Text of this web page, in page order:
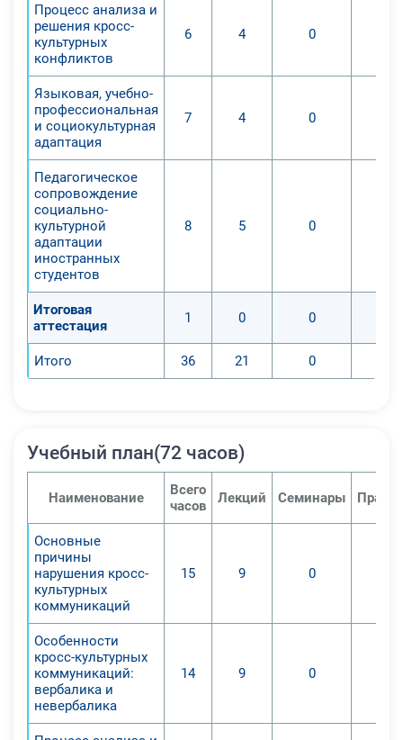
Процесс анализа и
решения кросс-
культурных
конфликтов
6 4 0
Языковая, учебно-
профессиональная
и социокультурная
адаптация
7 4 0
Педагогическое
сопровождение
социально-
культурной
адаптации
иностранных
студентов
8 5 0
Итоговая
аттестация
1 0 0
Итого 36 21 0
Учебный план(72 часов)
Наименование
Всего
часов
Лекций Семинары
Основные
причины
нарушения кросс-
культурных
коммуникаций
15 9 0
Особенности
кросс-культурных
коммуникаций:
вербалика и
невербалика
14 9 0